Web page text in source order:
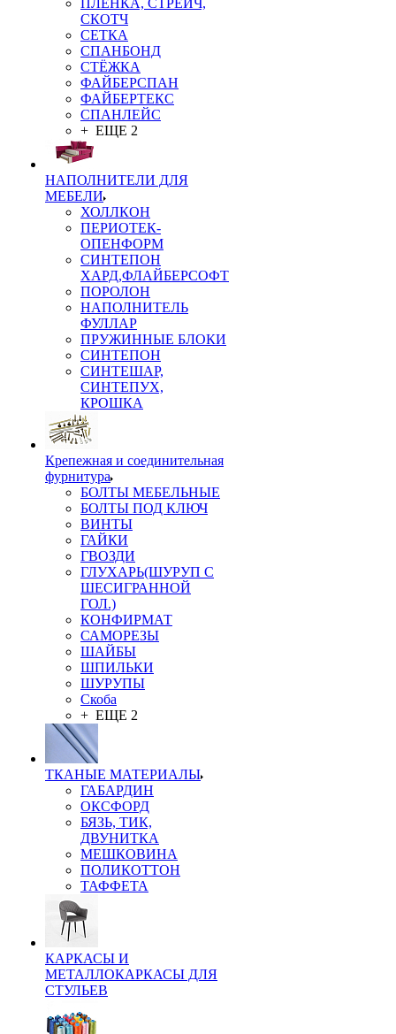
ПЛЁНКА, СТРЕЙЧ,
СКОТЧ
СЕТКА
СПАНБОНД
СТЁЖКА
ФАЙБЕРСПАН
ФАЙБЕРТЕКС
СПАНЛЕЙС
+ ЕЩЕ 2
НАПОЛНИТЕЛИ ДЛЯ
МЕБЕЛИ
ХОЛЛКОН
ПЕРИОТЕК-
ОПЕНФОРМ
СИНТЕПОН
ХАРД,ФЛАЙБЕРСОФТ
ПОРОЛОН
НАПОЛНИТЕЛЬ
ФУЛЛАР
ПРУЖИННЫЕ БЛОКИ
СИНТЕПОН
СИНТЕШАР,
СИНТЕПУХ,
КРОШКА
Крепежная и соединительная
фурнитура
БОЛТЫ МЕБЕЛЬНЫЕ
БОЛТЫ ПОД КЛЮЧ
ВИНТЫ
ГАЙКИ
ГВОЗДИ
ГЛУХАРЬ(ШУРУП С
ШЕСИГРАННОЙ
ГОЛ.)
КОНФИРМАТ
САМОРЕЗЫ
ШАЙБЫ
ШПИЛЬКИ
ШУРУПЫ
Скоба
+ ЕЩЕ 2
ТКАНЫЕ МАТЕРИАЛЫ
ГАБАРДИН
ОКСФОРД
БЯЗЬ, ТИК,
ДВУНИТКА
МЕШКОВИНА
ПОЛИКОТТОН
ТАФФЕТА
КАРКАСЫ И
МЕТАЛЛОКАРКАСЫ ДЛЯ
СТУЛЬЕВ